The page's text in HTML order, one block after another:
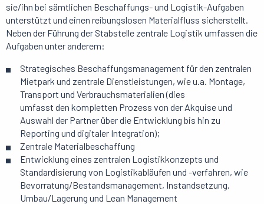
sie/ihn bei sämtlichen Beschaffungs- und Logistik-Aufgaben
unterstützt und einen reibungslosen Materialfluss sicherstellt.
Neben der Führung der Stabstelle zentrale Logistik umfassen die
Aufgaben unter anderem:
Strategisches Beschaffungsmanagement für den zentralen
Mietpark und zentrale Dienstleistungen, wie u.a. Montage,
Transport und Verbrauchsmaterialien (dies
umfasst den kompletten Prozess von der Akquise und
Auswahl der Partner über die Entwicklung bis hin zu
Reporting und digitaler Integration);
Zentrale Materialbeschaffung
Entwicklung eines zentralen Logistikkonzepts und
Standardisierung von Logistikabläufen und -verfahren, wie
Bevorratung/Bestandsmanagement, Instandsetzung,
Umbau/Lagerung und Lean Management